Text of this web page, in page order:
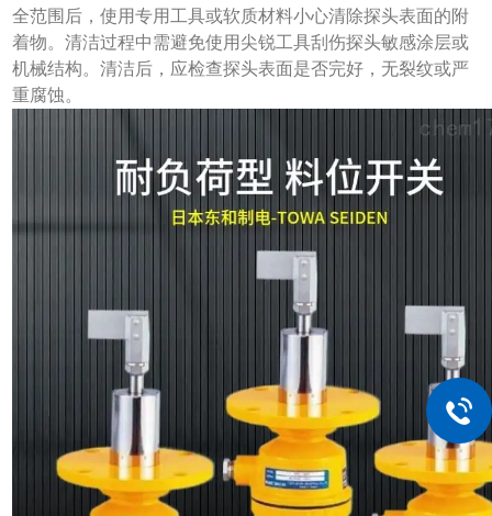
全范围后，使用专用工具或软质材料小心清除探头表面的附
着物。清洁过程中需避免使用尖锐工具刮伤探头敏感涂层或
机械结构。清洁后，应检查探头表面是否完好，无裂纹或严
重腐蚀。